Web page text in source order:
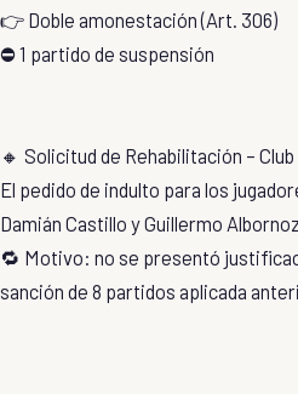
👉 Doble amonestación (Art. 306)
⛔ 1 partido de suspensión
🔸 Solicitud de Rehabilitación –
El pedido de indulto para los
Damián Castillo y Guillermo
🔁 Motivo: no se presentó
sanción de 8 partidos aplicada